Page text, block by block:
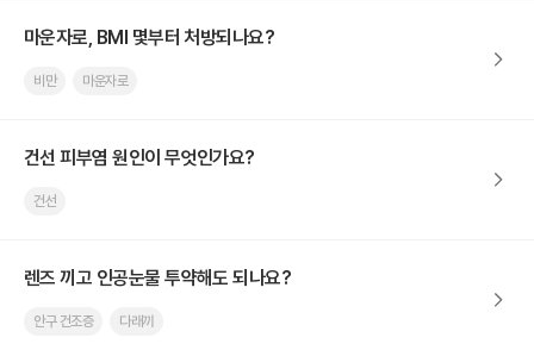
마운자로, BMI 몇부터 처방되나요?
비만 마운자로
건선 피부염 원인이 무엇인가요?
건선
렌즈 끼고 인공눈물 투약해도 되나요?
안구 건조증 다래끼